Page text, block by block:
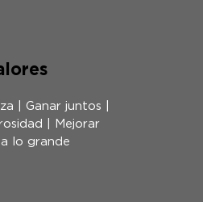
| Ganar juntos |
| Mejorar
lo grande